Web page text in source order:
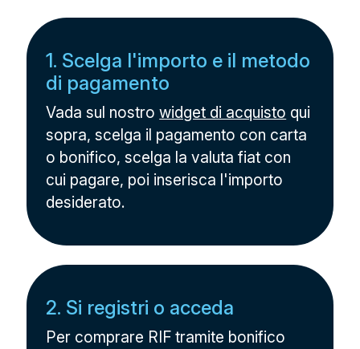
1. Scelga l'importo e il metodo
di pagamento
Vada sul nostrowidget di acquisto qui
sopra, scelga il pagamento con carta
o bonifico, scelga la valuta fiat con
cui pagare, poi inserisca l'importo
desiderato.
2. Si registri o acceda
Per comprare RIF tramite bonifico